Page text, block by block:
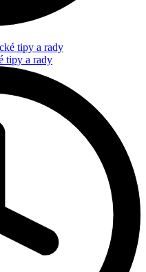
tipy a rady